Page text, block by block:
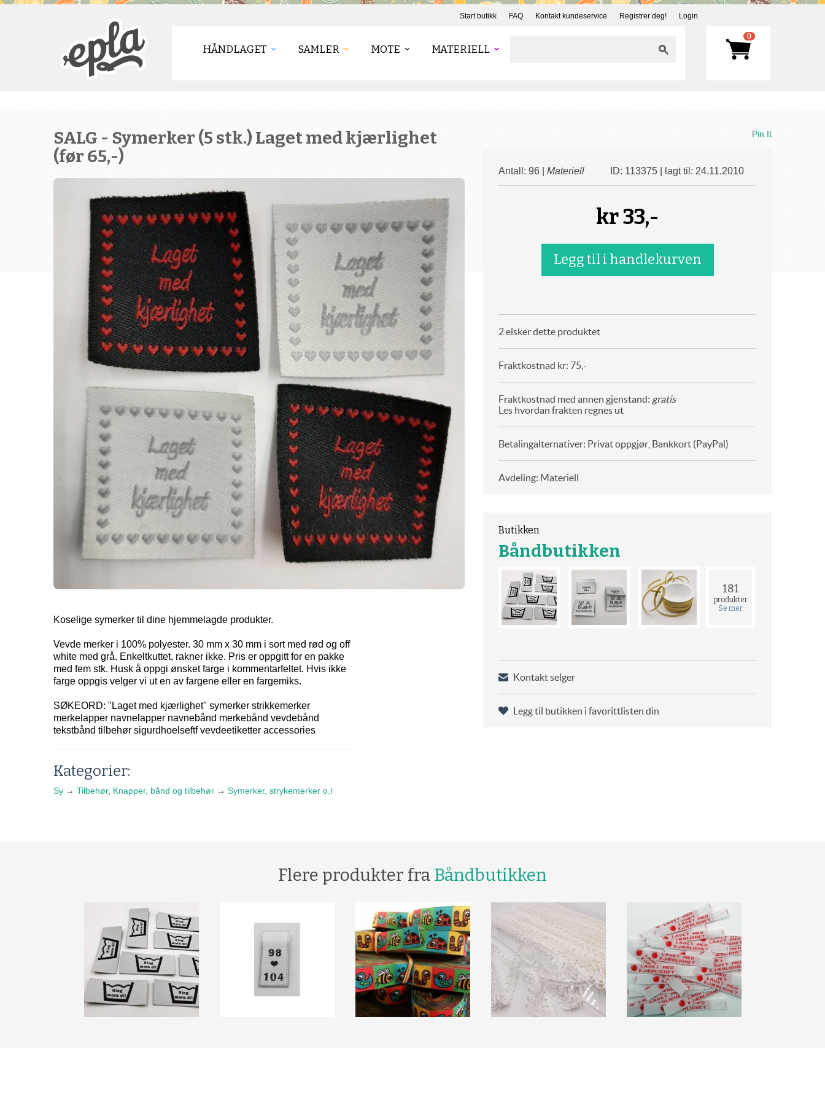
Start butikk FAQ Kontakt kundeservice Registrer deg! Login
HÅNDLAGET SAMLER MOTE MATERIELL
0
SALG - Symerker (5 stk.) Laget med kjærlighet
(før 65,-)
Koselige symerker til dine hjemmelagde produkter.
Vevde merker i 100% polyester. 30 mm x 30 mm i sort med rød og off
white med grå. Enkeltkuttet, rakner ikke. Pris er oppgitt for en pakke
med fem stk. Husk å oppgi ønsket farge i kommentarfeltet. Hvis ikke
farge oppgis velger vi ut en av fargene eller en fargemiks.
SØKEORD: "Laget med kjærlighet" symerker strikkemerker
merkelapper navnelapper navnebånd merkebånd vevdebånd
tekstbånd tilbehør sigurdhoelseftf vevdeetiketter accessories
Kategorier:
Sy → Tilbehør, Knapper, bånd og tilbehør → Symerker, strykemerker o.l
Pin It
Antall: 96 | Materiell ID: 113375 | lagt til: 24.11.2010
kr33,-
2 elsker dette produktet
Fraktkostnad kr: 75,-
Fraktkostnad med annen gjenstand: gratis
Les hvordan frakten regnes ut
Betalingalternativer: Privat oppgjør, Bankkort (PayPal)
Avdeling: Materiell
Butikken
Båndbutikken
181
produkter
Se mer
Kontakt selger
Legg til butikken i favorittlisten din
Flere produkter fra Båndbutikken